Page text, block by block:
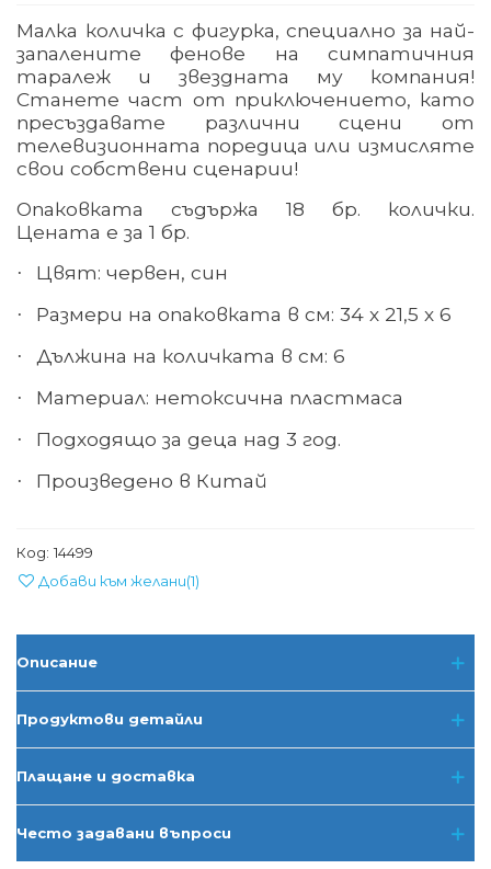
Малка количка с фигурка, специално за най-
запалените фенове на симпатичния
таралеж и звездната му компания!
Станете част от приключението, като
пресъздавате различни сцени от
телевизионната поредица или измисляте
свои собствени сценарии!
Опаковката съдържа 18 бр. колички.
Цената е за 1 бр.
· Цвят: червен, син
· Размери на опаковката в см: 34 х 21,5 х 6
· Дължина на количката в см: 6
· Материал: нетоксична пластмаса
· Подходящо за деца над 3 год.
· Произведено в Китай
Код: 14499
Добави към желани(1)
Описание
Продуктови детайли
Плащане и доставка
Често задавани въпроси